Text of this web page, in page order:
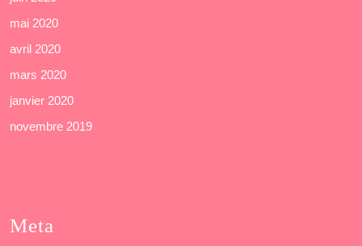
mai 2020
avril 2020
mars 2020
janvier 2020
novembre 2019
Meta